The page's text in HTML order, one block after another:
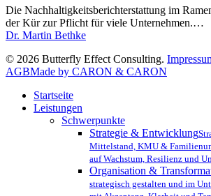
"CSRD
Implementierung
for
Dummies"
Die Nachhaltigkeitsberichterstattung im
der Kür zur Pflicht für viele Unternehmen.…
Dr. Martin Bethke
© 2026 Butterfly Effect Consulting.
AGBMade by CARON & CARON
Close
Menu
Startseite
Leistungen
Schwerpunkte
Strategie & Entwicklung
Mittelstand, KMU &
auf Wachstum, Resilienz und
Organisation &
strategisch gestalten und im